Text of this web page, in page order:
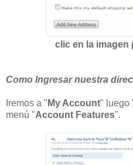
clic en la imagen
Como Ingresar nuestra
Iremos a " My Account" luego
menú "Account Features".